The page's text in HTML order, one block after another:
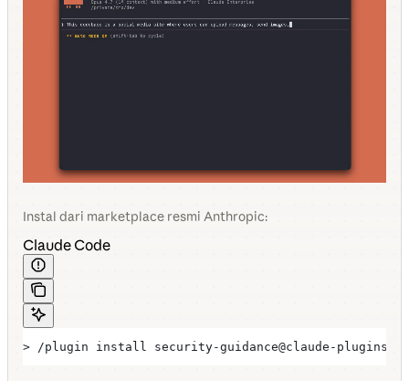
Instal dari marketplace resmi Anthropic:
Claude Code
> /plugin install security-guidance@claude-plugins-